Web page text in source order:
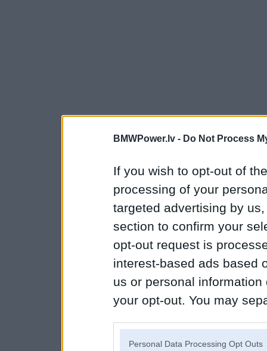
BMWPower.lv - Do Not Process
If you wish to opt-out of
processing of your
targeted advertising by
section to confirm your
opt-out request is
interest-based ads based
us or personal
your opt-out. You may
Personal Data Processing Opt Outs